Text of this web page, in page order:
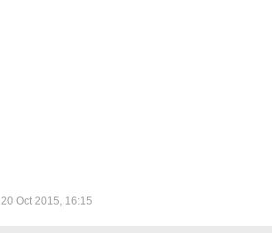
20 Oct 2015, 16:15